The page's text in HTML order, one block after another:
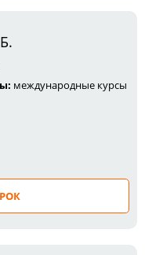
международные курсы